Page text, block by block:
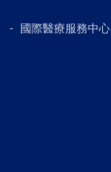
國際醫療服務中心